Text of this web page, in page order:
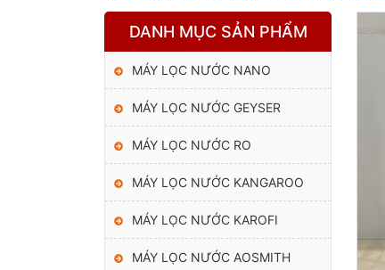
DANH MỤC SẢN PHẨM
MÁY LỌC NƯỚC NANO
MÁY LỌC NƯỚC GEYSER
MÁY LỌC NƯỚC RO
MÁY LỌC NƯỚC KANGAROO
MÁY LỌC NƯỚC KAROFI
MÁY LỌC NƯỚC AOSMITH